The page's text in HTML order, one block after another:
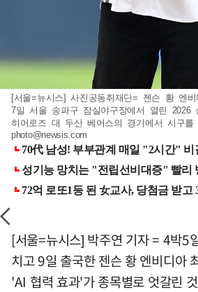
[서울=뉴시스] 사진공동취재단= 젠슨 황 엔
7일 서울 송파구 잠실야구장에서 열린 2026
히어로즈 대 두산 베어스의 경기에서 시구를
photo@newsis.com
[서울=뉴시스] 박주연 기자 = 4박5
치고 9일 출국한 젠슨 황 엔비디아
'AI 협력 효과'가 종목별로 엇갈린